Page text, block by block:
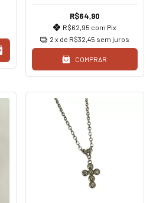
R$64,90
R$62,95 com Pix
2 x de R$32,45 sem juros
COMPRAR